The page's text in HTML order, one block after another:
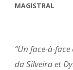
MAGISTRAL
“Un face-à-
da Silveira et